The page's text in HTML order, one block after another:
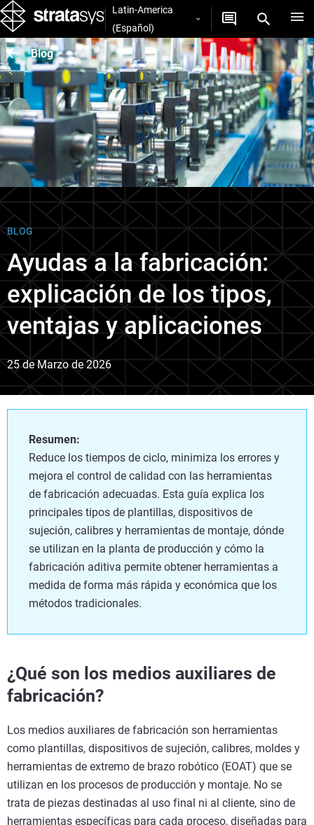
Latin-America
(Español)
Blog
BLOG
Ayudas a la fabricación:
explicación de los tipos,
ventajas y aplicaciones
25 de Marzo de 2026
Resumen:
Reduce los tiempos de ciclo, minimiza los errores y
mejora el control de calidad con las herramientas
de fabricación adecuadas. Esta guía explica los
principales tipos de plantillas, dispositivos de
sujeción, calibres y herramientas de montaje, dónde
se utilizan en la planta de producción y cómo la
fabricación aditiva permite obtener herramientas a
medida de forma más rápida y económica que los
métodos tradicionales.
¿Qué son los medios auxiliares de
fabricación?
Los medios auxiliares de fabricación son herramientas
como plantillas, dispositivos de sujeción, calibres, moldes y
herramientas de extremo de brazo robótico (EOAT) que se
utilizan en los procesos de producción y montaje. No se
trata de piezas destinadas al uso final ni al cliente, sino de
herramientas específicas para cada proceso, diseñadas para